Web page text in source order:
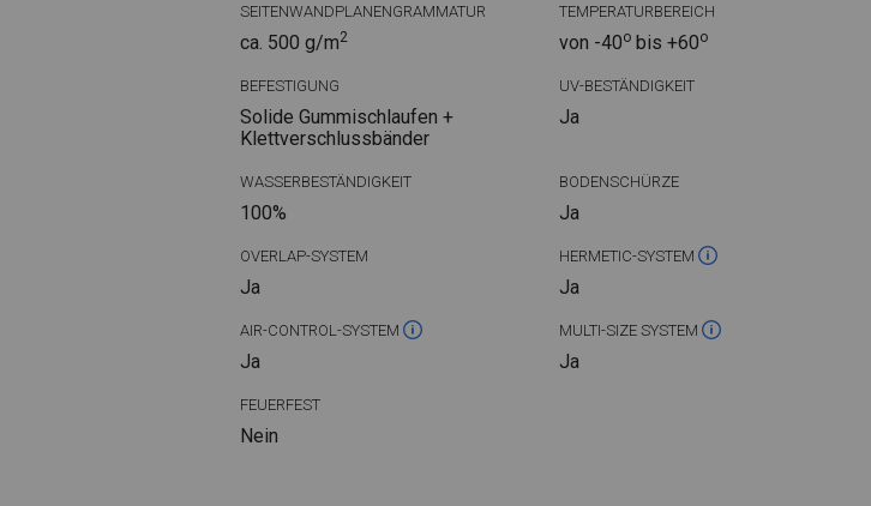
SEITENWANDPLANENGRAMMATUR
ca. 500 g/m2
TEMPERATURBEREICH
von -40obis +60o
BEFESTIGUNG
Solide Gummischlaufen +
Klettverschlussbänder
UV-BESTÄNDIGKEIT
Ja
WASSERBESTÄNDIGKEIT
100%
BODENSCHÜRZE
Ja
OVERLAP-SYSTEM
Ja
HERMETIC-SYSTEM
Ja
AIR-CONTROL-SYSTEM
Ja
MULTI-SIZE SYSTEM
Ja
FEUERFEST
Nein